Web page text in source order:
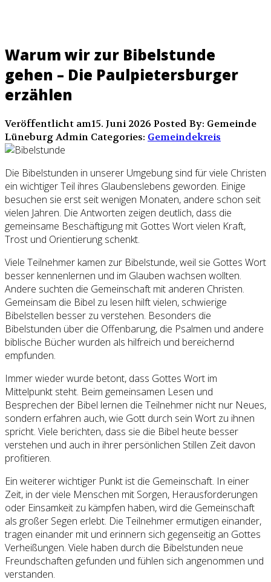
Warum wir zur Bibelstunde
gehen – Die Paulpietersburger
erzählen
Veröffentlicht am15. Juni 2026 Posted By: Gemeinde
Lüneburg Admin Categories: Gemeindekreis
Die Bibelstunden in unserer Umgebung sind für viele Christen
ein wichtiger Teil ihres Glaubenslebens geworden. Einige
besuchen sie erst seit wenigen Monaten, andere schon seit
vielen Jahren. Die Antworten zeigen deutlich, dass die
gemeinsame Beschäftigung mit Gottes Wort vielen Kraft,
Trost und Orientierung schenkt.
Viele Teilnehmer kamen zur Bibelstunde, weil sie Gottes Wort
besser kennenlernen und im Glauben wachsen wollten.
Andere suchten die Gemeinschaft mit anderen Christen.
Gemeinsam die Bibel zu lesen hilft vielen, schwierige
Bibelstellen besser zu verstehen. Besonders die
Bibelstunden über die Offenbarung, die Psalmen und andere
biblische Bücher wurden als hilfreich und bereichernd
empfunden.
Immer wieder wurde betont, dass Gottes Wort im
Mittelpunkt steht. Beim gemeinsamen Lesen und
Besprechen der Bibel lernen die Teilnehmer nicht nur Neues,
sondern erfahren auch, wie Gott durch sein Wort zu ihnen
spricht. Viele berichten, dass sie die Bibel heute besser
verstehen und auch in ihrer persönlichen Stillen Zeit davon
profitieren.
Ein weiterer wichtiger Punkt ist die Gemeinschaft. In einer
Zeit, in der viele Menschen mit Sorgen, Herausforderungen
oder Einsamkeit zu kämpfen haben, wird die Gemeinschaft
als großer Segen erlebt. Die Teilnehmer ermutigen einander,
tragen einander mit und erinnern sich gegenseitig an Gottes
Verheißungen. Viele haben durch die Bibelstunden neue
Freundschaften gefunden und fühlen sich angenommen und
verstanden.